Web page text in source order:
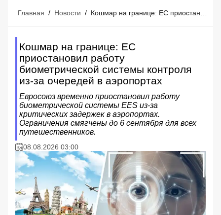
Главная / Новости /
Кошмар на границе: ЕС
приостановил работу
биометрической системы контроля
из-за очередей в аэропортах
Евросоюз временно приостановил работу
биометрической системы EES из-за
критических задержек в аэропортах.
Ограничения смягчены до 6 сентября для всех
путешественников.
08.08.2026 03:00